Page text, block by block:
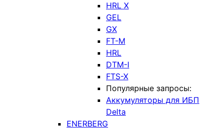
HRL X
GEL
GX
FT-M
HRL
DTM-I
FTS-X
Популярные запросы:
Аккумуляторы для ИБП
Delta
ENERBERG